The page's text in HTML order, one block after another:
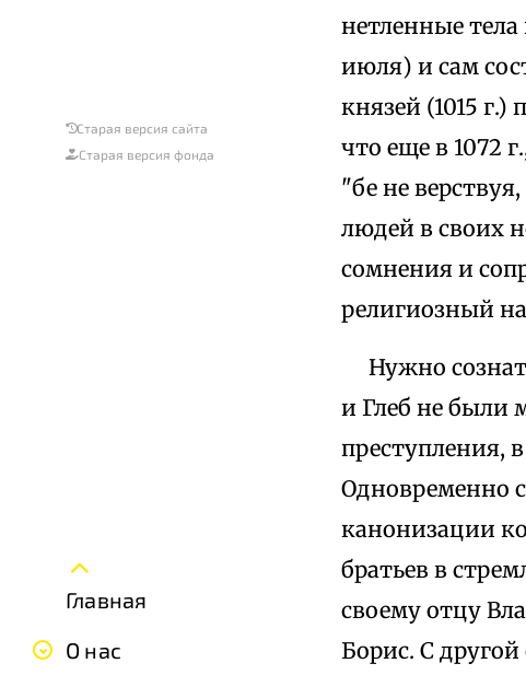
Старая версия сайта
Старая версия фонда
Главная
О нас
нетленные
июля) и сам
князей (1015
что еще в 1072
"бе не
людей в своих
сомнения и
религиозный
Нужно
и Глеб не были
преступления,
Одновременно
канонизации
братьев в
своему отцу
Борис. С